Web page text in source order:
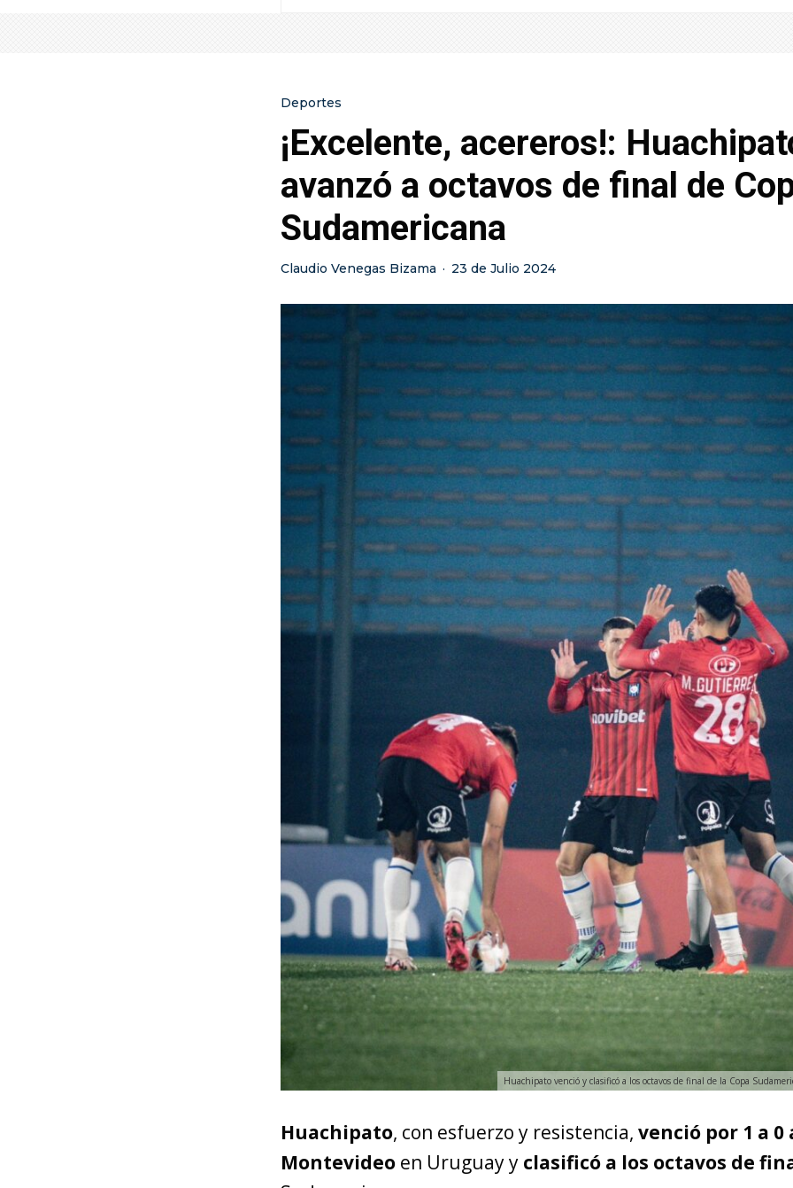
Deportes
¡Excelente, acereros!:
avanzó a octavos de final de
Sudamericana
Claudio Venegas Bizama · 23 de Julio 2024
Huachipato venció y clasificó a los octavos de final de la Copa
Huachipato, con esfuerzo y resistencia, venció por 1 a 0
Montevideo en Uruguay y clasificó a los octavos de